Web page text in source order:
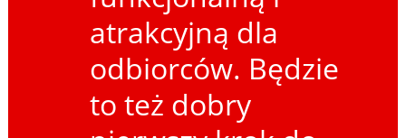
atrakcyjną dla
odbiorców. Będzie
to też dobry